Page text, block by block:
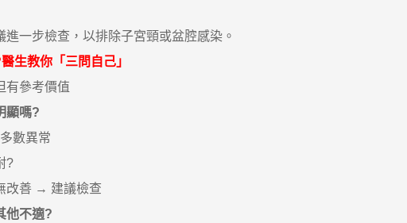
一步檢查，以排除子宮頸或盆腔感染。
生教你「三問自己」
參考價值
顯嗎?
數異常
?
善 → 建議檢查
他不適?